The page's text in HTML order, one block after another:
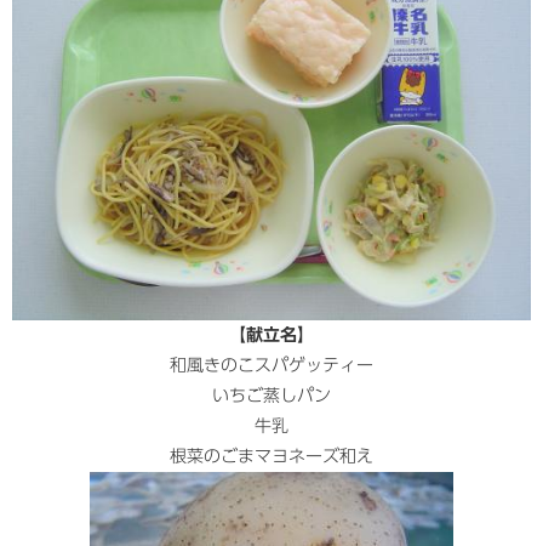
【献立名】
和風きのこスパゲッティー
いちご蒸しパン
牛乳
根菜のごまマヨネーズ和え